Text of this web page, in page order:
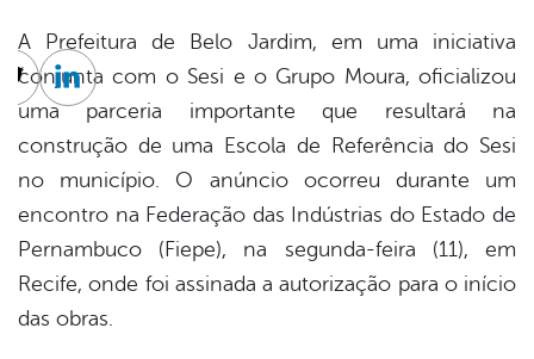
A Prefeitura de Belo Jardim, em uma iniciativa
conjunta com o Sesi e o Grupo Moura, oficializou
uma parceria importante que resultará na
construção de uma Escola de Referência do Sesi
no município. O anúncio ocorreu durante um
encontro na Federação das Indústrias do Estado de
Pernambuco (Fiepe), na segunda-feira (11), em
Recife, onde foi assinada a autorização para o início
das obras.
Twitter
Linkedin